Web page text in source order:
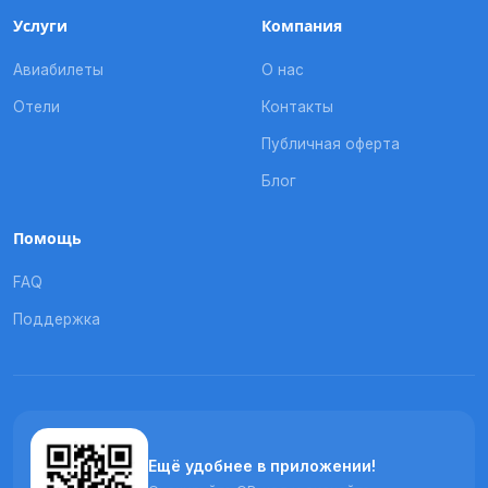
Услуги
Авиабилеты
Отели
Компания
О нас
Контакты
Публичная оферта
Блог
Помощь
FAQ
Поддержка
Ещё удобнее в приложении!